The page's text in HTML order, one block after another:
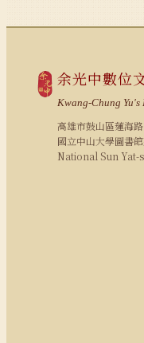
余光中數位
Kwang-Chung
高雄市鼓山區蓮海
國立中山大學圖書
National Sun